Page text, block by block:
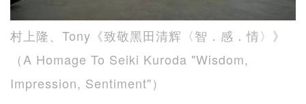
村上隆、Tony《致敬黑田清辉〈智．感．情〉》
（A Homage To Seiki Kuroda "Wisdom,
Impression, Sentiment"）